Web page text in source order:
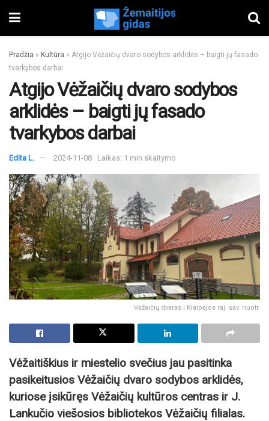
Pradžia » Kultūra » Atgijo Vėžaičių dvaro sodybos arklidės – baigti jų fasado
tvarkybos darbai
Atgijo Vėžaičių dvaro sodybos
arklidės – baigti jų fasado
tvarkybos darbai
Edita L. 2024-11-08 Laikas: 1 min skaitymo
Vėžaičių dvaras | Klaipėjos raj. sav. nuotr.
Vėžaitiškius ir miestelio svečius jau pasitinka
pasikeitusios Vėžaičių dvaro sodybos arklidės,
kuriose įsikūręs Vėžaičių kultūros centras ir J.
Lankučio viešosios bibliotekos Vėžaičių filialas.